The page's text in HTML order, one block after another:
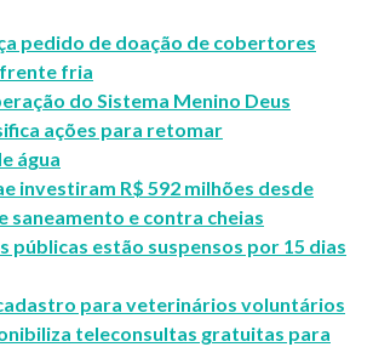
pedido de doação de cobertores
frente fria
do Sistema Menino Deus
ações para retomar
água
investiram R$ 592 milhões desde
saneamento e contra cheias
públicas estão suspensos por 15 dias
para veterinários voluntários
teleconsultas gratuitas para